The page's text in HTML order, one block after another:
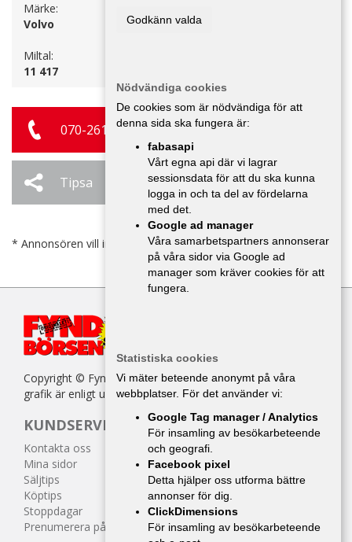
Märke:
Volvo
1985
Miltal:
11 417
070-261 59 20
Tipsa Ändra / Ta bort
* Annonsören vill inte bli kontaktad av försäljare.
Copyright © Fyndbörsen. All kopiering av texter, bilder eller
grafik är enligt upphovsrättslagen förbjuden.
KUNDSERVICE
Kontakta oss
Mina sidor
Säljtips
Köptips
Stoppdagar
Prenumerera på tidningen
Godkänn valda
Nödvändiga cookies
De cookies som är nödvändiga för att
denna sida ska fungera är:
fabasapi
Vårt egna api där vi lagrar
sessionsdata för att du ska kunna
logga in och ta del av fördelarna
med det.
Google ad manager
Våra samarbetspartners annonserar
på våra sidor via Google ad
manager som kräver cookies för att
fungera.
Statistiska cookies
Vi mäter beteende anonymt på våra
webbplatser. För det använder vi:
Google Tag manager / Analytics
För insamling av besökarbeteende
och geografi.
Facebook pixel
Detta hjälper oss utforma bättre
annonser för dig.
ClickDimensions
För insamling av besökarbeteende